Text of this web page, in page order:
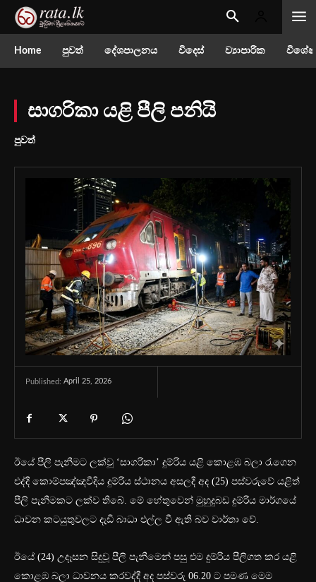
Home පුවත් දේශපාලනය විදෙස් ව්‍යාපාරික
සාගරිකා යළි පීලි පනියි
පුවත්
Published: April 25, 2026
ඊයේ පීලි පැනීමට ලක්වූ ‘සාගරිකා’ දුම්රිය යළි කොළඹ බලා රැගෙන
එද්දී කොම්පඤ්ඤවීදිය දුම්රිය ස්ථානය අසලදී අද (25) පස්වරුවේ යළිත්
පීලි පැනීමකට ලක්ව තිබේ. මේ හේතුවෙන් මුහුදුබඩ දුම්රිය මාර්ගයේ
ධාවන කටයුතුවලට දැඩි බාධා එල්ල වී ඇති බව වාර්තා වේ.
ඊයේ (24) උදෑසන සිදුවූ පීලි පැනීමෙන් පසු එම දුම්රිය පීලිගත කර යළි
කොළඹ බලා ධාවනය කරවද්දී අද පස්වරු 06.20 ට පමණ මෙම